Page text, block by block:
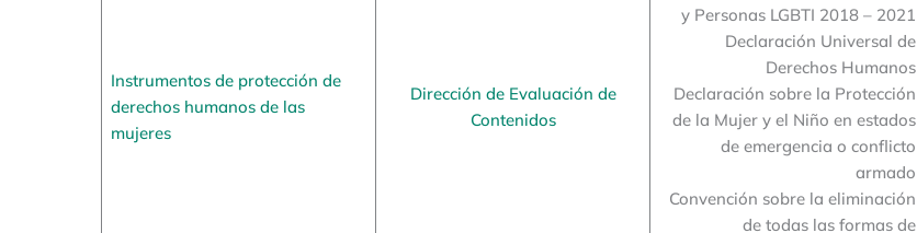
Instrumentos de protección de
derechos humanos de las
mujeres
Dirección de Evaluación de
Contenidos
y Personas LGBTI 2018 – 2021
Declaración Universal de
Derechos Humanos
Declaración sobre la Protección
de la Mujer y el Niño en estados
de emergencia o conflicto
armado
Convención sobre la eliminación
de todas las formas de